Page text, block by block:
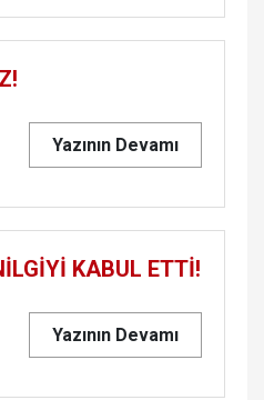
Yazının Devamı
KABUL ETTİ!
Yazının Devamı